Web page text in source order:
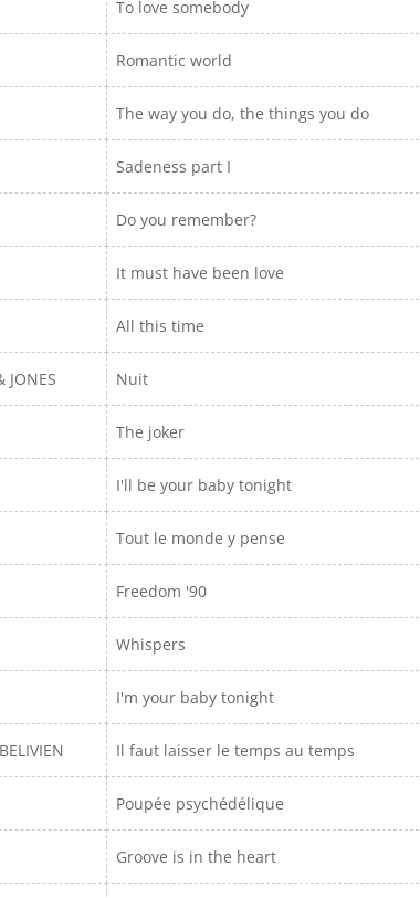
To love somebody
Romantic world
The way you do, the things you do
Sadeness part I
Do you remember?
It must have been love
All this time
JONES Nuit
The joker
I'll be your baby tonight
Tout le monde y pense
Freedom '90
Whispers
I'm your baby tonight
Il faut laisser le temps au temps
Poupée psychédélique
Groove is in the heart